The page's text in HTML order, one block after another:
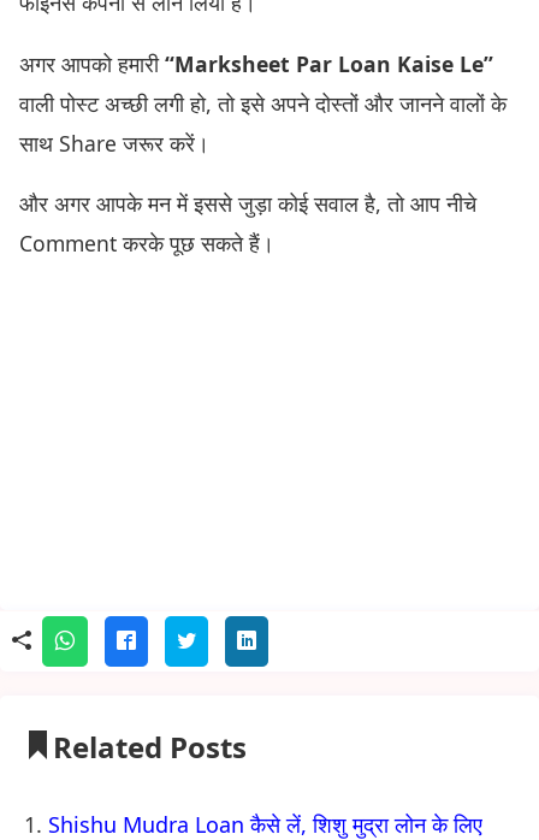
अगर आपको हमारी“Marksheet Par Loan Kaise Le”
वाली पोस्ट अच्छी लगी हो, तो इसे अपने दोस्तों और जानने वालों के
साथ Share जरूर करें।
और अगर आपके मन में इससे जुड़ा कोई सवाल है, तो आप नीचे
Comment करके पूछ सकते हैं।
Related Posts
Shishu Mudra Loan कैसे लें, शिशु मुद्रा लोन के लिए